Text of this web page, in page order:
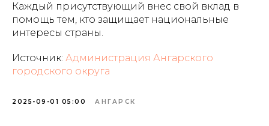
Каждый присутствующий внес свой вклад в
помощь тем, кто защищает национальные
интересы страны.
Источник: Администрация Ангарского
городского округа
2025-09-01 05:00 АНГАРСК